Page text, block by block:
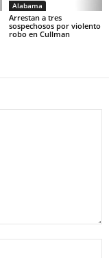
Alabama
Arrestan a tres
sospechosos por violento
robo en Cullman